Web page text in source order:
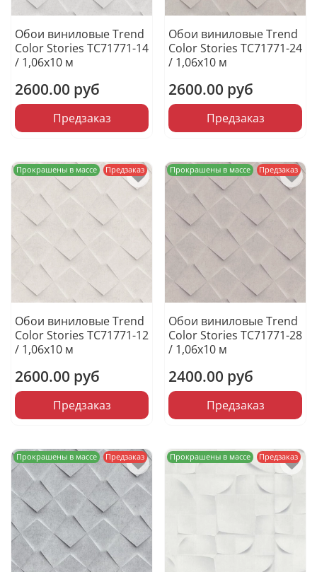
Обои виниловые Trend
Color Stories TC71771-14
/ 1,06х10 м
2600.00 руб
Предзаказ
Обои виниловые Trend
Color Stories TC71771-24
/ 1,06х10 м
2600.00 руб
Предзаказ
Прокрашены в массе Предзаказ
Обои виниловые Trend
Color Stories TC71771-12
/ 1,06х10 м
2600.00 руб
Предзаказ
Прокрашены в массе Предзаказ
Обои виниловые Trend
Color Stories TC71771-28
/ 1,06х10 м
2400.00 руб
Предзаказ
Прокрашены в массе Предзаказ Прокрашены в массе Предзаказ